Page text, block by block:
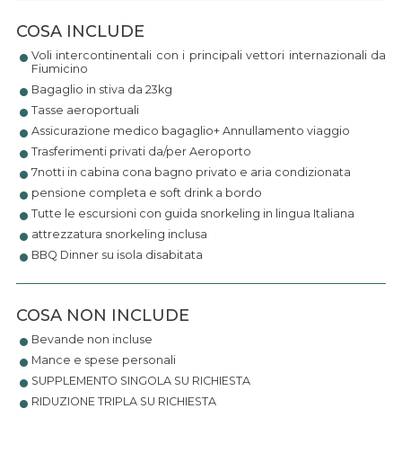
COSA INCLUDE
•Voli intercontinentali con i principali vettori internazionali da
Fiumicino
• Bagaglio in stiva da 23kg
• Tasse aeroportuali
• Assicurazione medico bagaglio+ Annullamento viaggio
• Trasferimenti privati da/per Aeroporto
• 7notti in cabina cona bagno privato e aria condizionata
• pensione completa e soft drink a bordo
• Tutte le escursioni con guida snorkeling in lingua Italiana
• attrezzatura snorkeling inclusa
• BBQ Dinner su isola disabitata
COSA NON INCLUDE
•Bevande non incluse
• Mance e spese personali
• SUPPLEMENTO SINGOLA SU RICHIESTA
• RIDUZIONE TRIPLA SU RICHIESTA